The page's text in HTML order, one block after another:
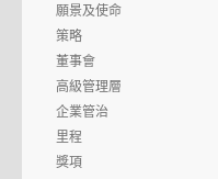
願景及使命
策略
董事會
高級管理層
企業管治
里程
獎項